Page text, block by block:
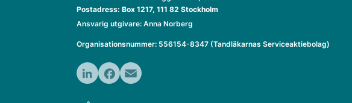
Postadress: Box 1217, 111 82 Stockholm
Ansvarig utgivare: Anna Norberg
Organisationsnummer: 556154-8347 (Tandläkarnas Serviceaktiebolag)